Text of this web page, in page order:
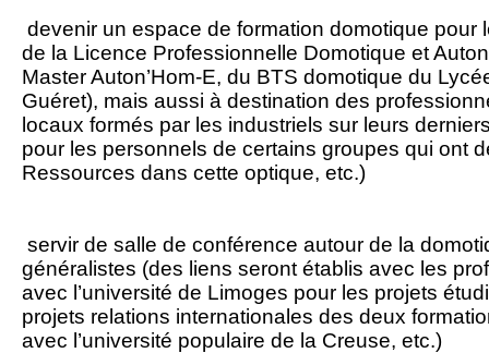
devenir un espace de formation domotique pour
de la Licence Professionnelle Domotique et
Master Auton’Hom-E, du BTS domotique du
Guéret), mais aussi à destination des
locaux formés par les industriels sur leurs
pour les personnels de certains groupes qui ont
Ressources dans cette optique, etc.)
servir de salle de conférence autour de la
généralistes (des liens seront établis avec les
avec l’université de Limoges pour les projets
projets relations internationales des deux
avec l’université populaire de la Creuse, etc.)